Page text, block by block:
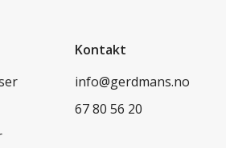
Kontakt
info@gerdmans.no
67 80 56 20